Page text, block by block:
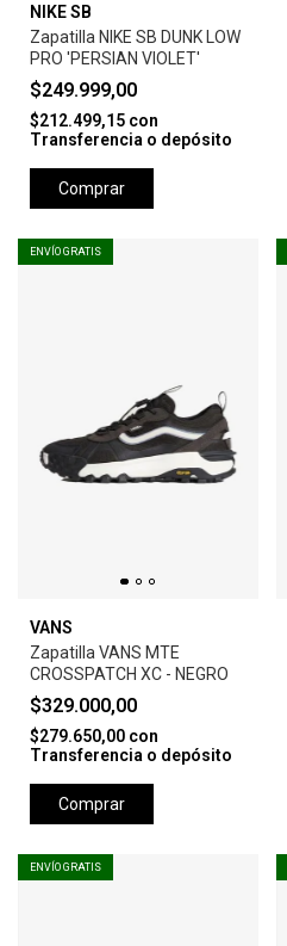
NIKE SB
Zapatilla NIKE SB DUNK LOW
PRO 'PERSIAN VIOLET'
$249.999,00
$212.499,15 con
Transferencia o depósito
Comprar
ENVÍO GRATIS
VANS
Zapatilla VANS MTE
CROSSPATCH XC - NEGRO
$329.000,00
$279.650,00 con
Transferencia o depósito
Comprar
ENVÍO GRATIS